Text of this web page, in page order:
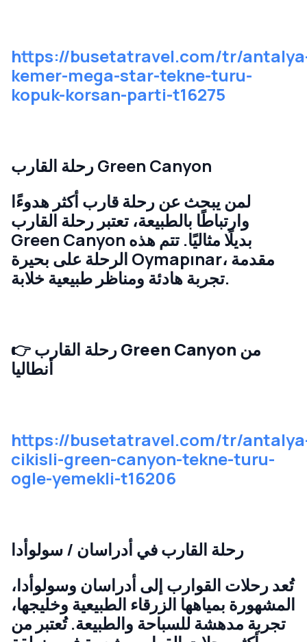
https://busetatravel.com/tr/
kemer-mega-star-tekne-turu-
kopuk-korsan-parti-t16275
رحلة القارب Green Canyon
لمن يبحث عن رحلة قارب أكثر هدوءًا
وارتباطًا بالطبيعة، تعتبر رحلة القارب
Green Canyon بديلًا مثاليًا. تتم هذه
الرحلة على بحيرة Oymapınar، مقدمة
تجربة هادئة ومناظر طبيعية خلابة.
👉رحلة القارب Green Canyon من
أنطاليا
https://busetatravel.com/tr/
cikisli-green-canyon-tekne-turu-
ogle-yemekli-t16206
رحلة القارب في أدراسان / سولوأدا
تُعد رحلات القوارب إلى أدراسان وسولوأدا،
المشهورة بمياهها الزرقاء الطبيعية وخليجها،
تجربة مدهشة للسباحة والطبيعة. تُعتبر من